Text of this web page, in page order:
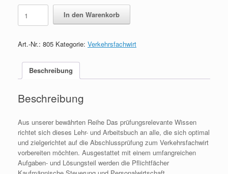
Verkehrsfachwirt
Das
Wissen
In den Warenkorb
Art.-Nr.: 805 Kategorie: Verkehrsfachwirt
Beschreibung
Beschreibung
Aus unserer bewährten Reihe Das prüfungsrelevante Wissen
richtet sich dieses Lehr- und Arbeitsbuch an alle, die sich optimal
und zielgerichtet auf die Abschlussprüfung zum Verkehrsfachwirt
vorbereiten möchten. Ausgestattet mit einem umfangreichen
Aufgaben- und Lösungsteil werden die Pflichtfächer